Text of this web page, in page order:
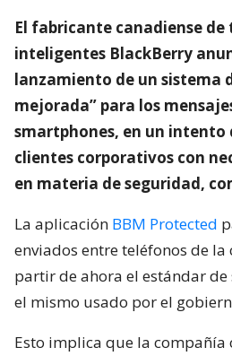
El fabricante canadiense
inteligentes BlackBerry
lanzamiento de un sistema
mejorada” para los
smartphones, en un intento
clientes corporativos con
en materia de seguridad,
La aplicación BBM Protected
enviados entre teléfonos de
partir de ahora el estándar de
el mismo usado por el
Esto implica que la compañía